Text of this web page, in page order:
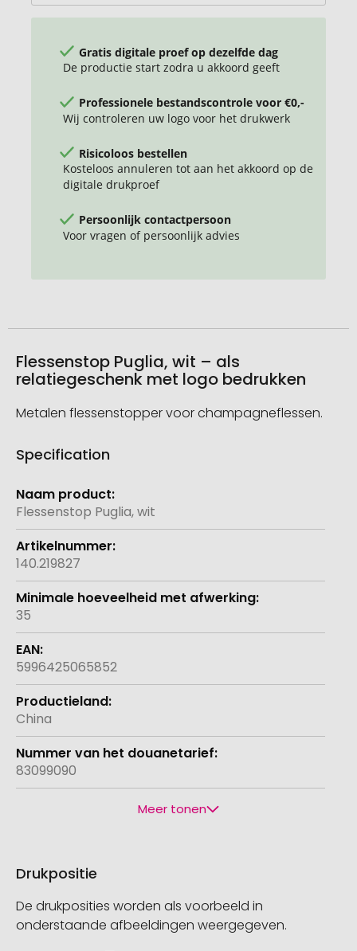
Gratis digitale proef op dezelfde dag
De productie start zodra u akkoord geeft
Professionele bestandscontrole voor €0,-
Wij controleren uw logo voor het drukwerk
Risicoloos bestellen
Kosteloos annuleren tot aan het akkoord op de
digitale drukproef
Persoonlijk contactpersoon
Voor vragen of persoonlijk advies
Flessenstop Puglia, wit – als
relatiegeschenk met logo bedrukken
Metalen flessenstopper voor champagneflessen.
Specification
Meer
informatie
Flessenstop Puglia, wit
140.219827
35
5996425065852
China
83099090
Meer tonen
Drukpositie
De drukposities worden als voorbeeld in
onderstaande afbeeldingen weergegeven.